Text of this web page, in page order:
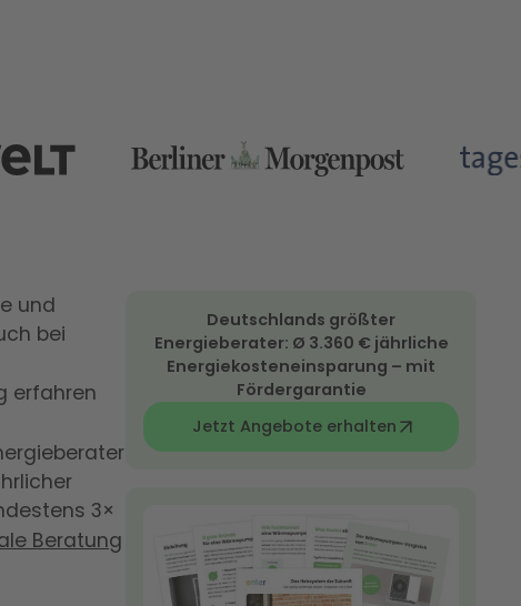
und
bei
erfahren
3×
Beratung
Deutschlands größter
Energieberater: Ø 3.360 € jährliche
Energiekosteneinsparung – mit
Fördergarantie
Jetzt Angebote erhalten